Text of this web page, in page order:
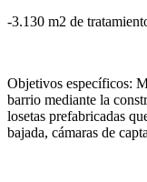
-3.130 m2 de
Objetivos específicos:
barrio mediante la
losetas prefabricadas
bajada, cámaras de